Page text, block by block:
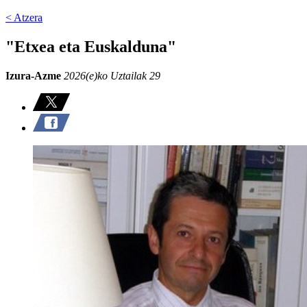
< Atzera
"Etxea eta Euskalduna"
Izura-Azme 2026(e)ko Uztailak 29